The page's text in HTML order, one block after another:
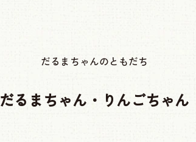
だるまちゃんのともだち
だるまちゃん・りんごちゃん